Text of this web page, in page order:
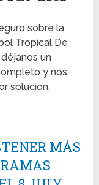
sobre la
Tropical De
un
y nos
solución.
MÁS